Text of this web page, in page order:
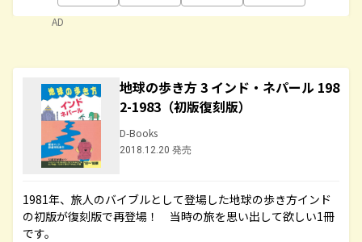
AD
地球の歩き方 3 インド・ネパール 198
2-1983（初版復刻版）
D-Books
2018.12.20 発売
1981年、旅人のバイブルとして登場した地球の歩き方インド
の初版が復刻版で再登場！ 当時の旅を思い出して欲しい1冊
です。